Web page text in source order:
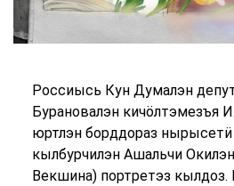
Россиысь Кун Думалэн
Бурановалэн кичöлтэмезъя
юртлэн борддораз нырысетӥ
кылбурчилэн Ашальчи
Векшина) портретэз